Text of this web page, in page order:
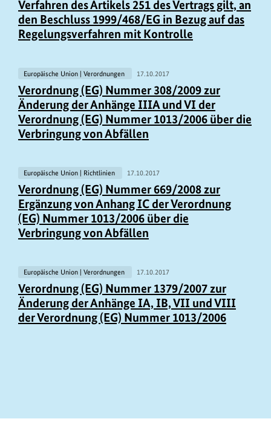
Verfahren des Artikels 251 des Vertrags gilt, an
den Beschluss 1999/468/EG in Bezug auf das
Regelungsverfahren mit Kontrolle
Europäische Union | Verordnungen 17.10.2017
Verordnung (EG) Nummer 308/2009 zur
Änderung der Anhänge IIIA und VI der
Verordnung (EG) Nummer 1013/2006 über die
Verbringung von Abfällen
Europäische Union | Richtlinien 17.10.2017
Verordnung (EG) Nummer 669/2008 zur
Ergänzung von Anhang IC der Verordnung
(EG) Nummer 1013/2006 über die
Verbringung von Abfällen
Europäische Union | Verordnungen 17.10.2017
Verordnung (EG) Nummer 1379/2007 zur
Änderung der Anhänge IA, IB, VII und VIII
der Verordnung (EG) Nummer 1013/2006